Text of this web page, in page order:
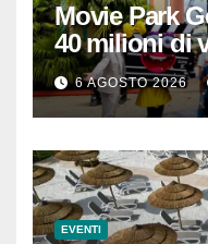
Movie Park
40 milioni di
40.000 euro
6 AGOSTO 2026
EVENTI